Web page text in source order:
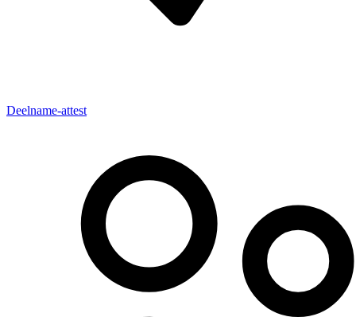
Deelname-attest